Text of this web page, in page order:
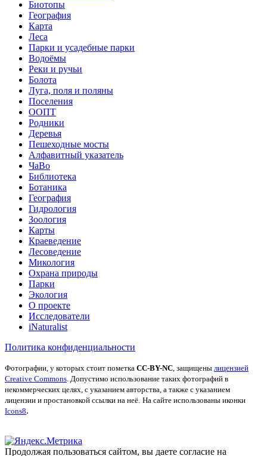
Биотопы
География
Карта
Леса
Парки и усадебные парки
Водоёмы
Реки и ручьи
Болота
Луга, поля и поляны
Поселения
ООПТ
Родники
Деревья
Пешеходные мосты
Алфавитный указатель
ЧаВо
Библиотека
Ботаника
География
Гидрология
Зоология
Карты
Краеведение
Лесоведение
Микология
Охрана природы
Парки
Экология
О проекте
Исследователи
iNaturalist
Политика конфиденциальности
Фотографии, у которых стоит пометка CC-BY-NC , защищены лицензией
Creative Commons . Допустимо использование таких фотографий в
некоммерческих целях, с указанием авторства, а также с указанием
лицензии и простановкой ссылки на неё. На сайте использованы иконки
Icons8.
Продолжая пользоваться сайтом, вы даете согласие на